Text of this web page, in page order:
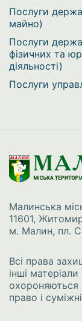
Послуги
майно)
Послуги
фізичних та
діяльності)
Послуги
Малинська
11601,
м. Малин, пл.
Всі права
інші
охороняються
право і